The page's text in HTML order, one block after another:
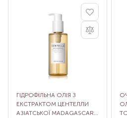
ГІДРОФІЛЬНА ОЛІЯ З
ЕКСТРАКТОМ ЦЕНТЕЛЛИ
АЗІАТСЬКОЇ MADAGASCAR